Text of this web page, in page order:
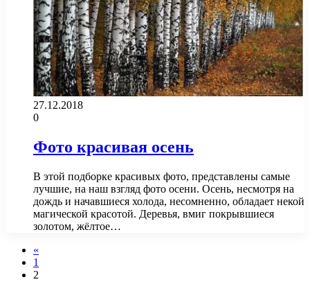
27.12.2018
0
Фото красивая осень
В этой подборке красивых фото, представлены самые
лучшие, на наш взгляд фото осени. Осень, несмотря на
дождь и начавшиеся холода, несомненно, обладает некой
магической красотой. Деревья, вмиг покрывшиеся
золотом, жёлтое…
«
1
2